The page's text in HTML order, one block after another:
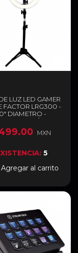
LUZ LED GAMER
FACTOR LRG300 -
DIAMETRO -
MULTIFUNCIÓN
MXN
5
Agregar al carrito